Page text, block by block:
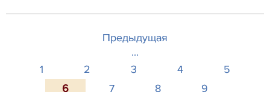
Предыдущая
...
1
2 3 4
5
6
7 8
9